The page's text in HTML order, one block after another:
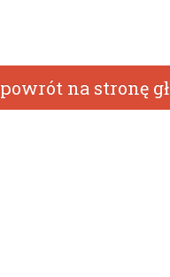
powrót na stronę